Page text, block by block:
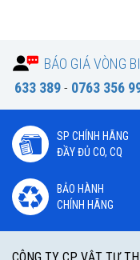
BÁO GIÁ VÒNG
633 389- 0763 356
SP CHÍNH HÃNG
ĐẦY ĐỦ CO, CQ
BẢO HÀNH
CHÍNH HÃNG